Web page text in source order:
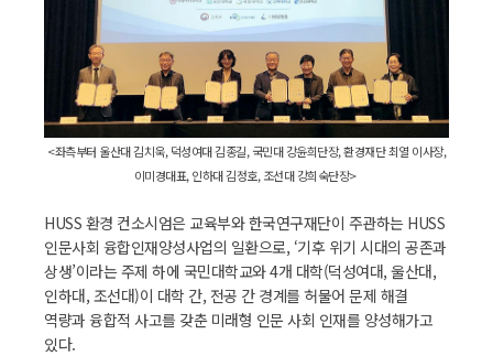
<좌측부터 울산대 김치욱, 덕성여대 김종길, 국민대 강윤희단장, 환경재단 최열 이사장,
이미경대표, 인하대 김정호, 조선대 강희숙단장>
HUSS 환경 컨소시엄은 교육부와 한국연구재단이 주관하는 HUSS
인문사회 융합인재양성사업의 일환으로, ‘기후 위기 시대의 공존과
상생’이라는 주제 하에 국민대학교와 4개 대학(덕성여대, 울산대,
인하대, 조선대)이 대학 간, 전공 간 경계를 허물어 문제 해결
역량과 융합적 사고를 갖춘 미래형 인문 사회 인재를 양성해가고
있다.